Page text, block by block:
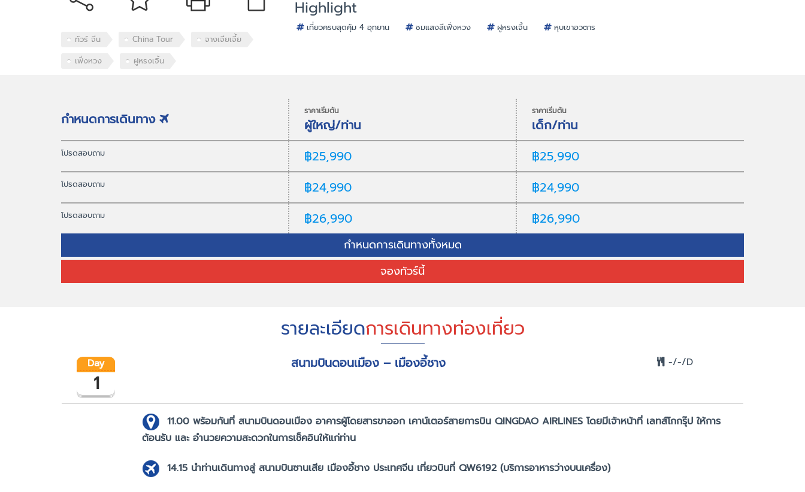
ทัวร์ จีน China Tour
จางเจียเจี้ย
เฟิ่งหวง
ฝูหรงเจิ้น
Highlight
เที่ยวครบสุดคุ้ม 4 อุทยาน ชมแสงสีเฟิ่งหวง ฝูหรงเจิ้น หุบเขาอวตาร
กำหนดการเดินทาง ราคาเริ่มต้น
ผู้ใหญ่/ท่าน
ราคาเริ่มต้น
เด็ก/ท่าน
โปรดสอบถาม ฿25,990 ฿25,990
โปรดสอบถาม ฿24,990 ฿24,990
โปรดสอบถาม ฿26,990 ฿26,990
กำหนดการเดินทางทั้งหมด
จองทัวร์นี้
รายละเอียดการเดินทางท่องเที่ยว
Day
1
สนามบินดอนเมือง – เมืองอี้ชาง -/-/D
11.00 พร้อมกันที่ สนามบินดอนเมือง อาคารผู้โดยสารขาออก เคาน์เตอร์สายการบิน QINGDAO AIRLINES โดยมีเจ้าหน้าที่ เลทส์โกกรุ๊ป ให้การ
ต้อนรับ และ อำนวยความสะดวกในการเช็คอินให้แก่ท่าน
14.15 นำท่านเดินทางสู่ สนามบินซานเสีย เมืองอี้ชาง ประเทศจีน เที่ยวบินที่ QW6192 (บริการอาหารว่างบนเครื่อง)